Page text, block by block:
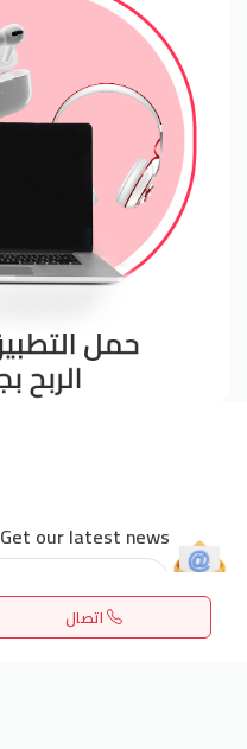
اتصال
Get our latest news
24/7 Supportالرئيسية بحث